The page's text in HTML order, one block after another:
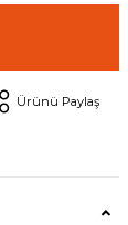
Ürünü Paylaş